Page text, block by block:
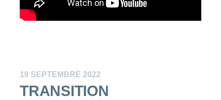
TRANSITION
19 SEPTEMBRE 2022